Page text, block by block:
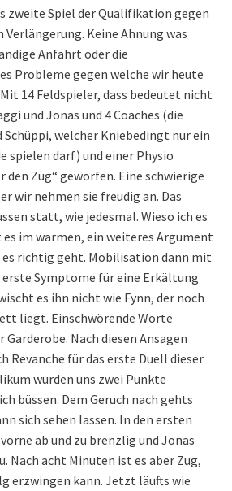
zweite Spiel der Qualifikation gegen
Keine Ahnung was
Anfahrt oder die
Probleme gegen welche wir heute
14 Feldspieler, dass bedeutet nicht
und Jonas und 4 Coaches (die
Schüppi, welcher Kniebedingt nur ein
spielen darf) und einer Physio
den Zug“ geworfen. Eine schwierige
wir nehmen sie freudig an. Das
statt, wie jedesmal. Wieso ich es
im warmen, ein weiteres Argument
es richtig geht. Mobilisation dann mit
erste Symptome für eine Erkältung
es ihn nicht wie Fynn, der noch
liegt. Einschwörende Worte
Nach diesen Ansagen
Revanche für das erste Duell dieser
wurden uns zwei Punkte
büssen. Dem Geruch nach gehts
sich sehen lassen. In den ersten
ab und zu brenzlig und Jonas
Nach acht Minuten ist es aber Zug,
erzwingen kann. Jetzt läufts wie